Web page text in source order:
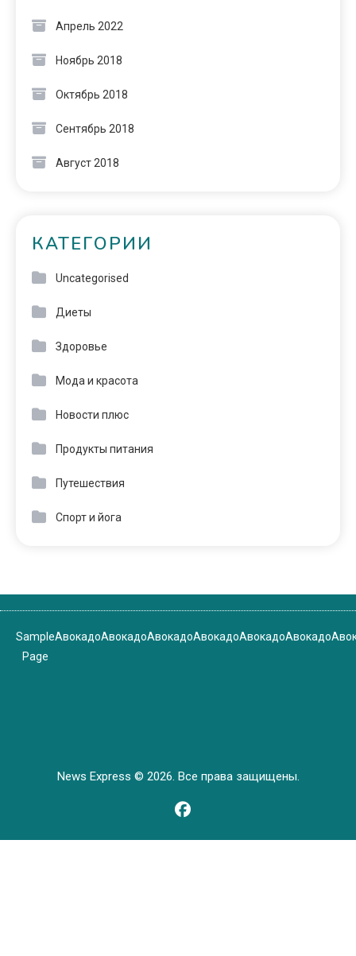
Апрель 2022
Ноябрь 2018
Октябрь 2018
Сентябрь 2018
Август 2018
КАТЕГОРИИ
Uncategorised
Диеты
Здоровье
Мода и красота
Новости плюс
Продукты питания
Путешествия
Спорт и йога
Sample
Page
АвокадоАвокадоАвокадоАвокадоАвокадоАвокадо
News Express © 2026. Все права защищены.